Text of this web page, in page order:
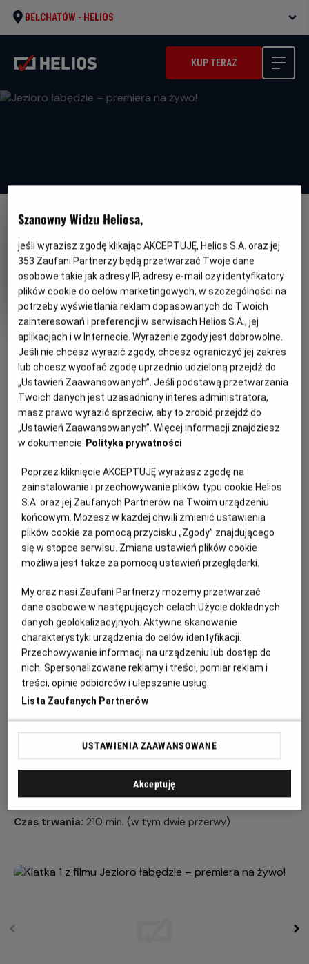
BEŁCHATÓW - HELIOS
KUP TERAZ
NAPISY
OBSERWUJ
Jezioro łabędzie – premiera na
żywo!
Gatunek
Balet
Minimalny
wiek
Od 10 lat
Czas
trwania
210 min
Kraj
i
rok
produkcji
Wielka Brytania (2024)
PREMIERA
27 lutego 2025
REŻYSERIA
Marius Petipa , Lev Ivanov
WIĘCEJ SZCZEGÓŁÓW
OPIS FILMU
łabędzi. Kiedy jeden z łabędzi zamienia się w piękną
kobietę, Odettę, mężczyzna zdaje się oszołomiony. Na
kobietę został jednak rzucony czar, który trzyma ją w
niewoli, pozwalając jej odzyskać ludzką postać jedynie w
nocy. Von Rotbart, odpowiedzialny na klątwę Odetty,
zastawia na księcia pułapkę, sprawiając, aby zadeklarował
samym złamał przysięgę złożoną Odetcie. Skazana na
pozostanie łabędziem na zawsze Odetta ma tylko jeden
sposób na złamanie zaklęcia czarnoksiężnika.
Obsada:
Orkiestra Royal Opera House
ODETTA/ODYLIA Yasmine Naghdi
KSIĘŻNA Christina Arestis
BENNO Joonhyuk Jun
MŁODSZE SIOSTRY KSIĘCIA ZYGFRYDA Leticia Dias,
Annette Buvoli
Czas trwania: 210 min. (w tym dwie przerwy)
Szanowny Widzu Heliosa,
jeśli wyrazisz zgodę klikając AKCEPTUJĘ, Helios S.A. oraz jej
353 Zaufani Partnerzy będą przetwarzać Twoje dane
osobowe takie jak adresy IP, adresy e-mail czy identyfikatory
plików cookie do celów marketingowych, w szczególności na
potrzeby wyświetlania reklam dopasowanych do Twoich
zainteresowań i preferencji w serwisach Helios S.A., jej
aplikacjach i w Internecie. Wyrażenie zgody jest dobrowolne.
Jeśli nie chcesz wyrazić zgody, chcesz ograniczyć jej zakres
lub chcesz wycofać zgodę uprzednio udzieloną przejdź do
„Ustawień Zaawansowanych”. Jeśli podstawą przetwarzania
Twoich danych jest uzasadniony interes administratora,
masz prawo wyrazić sprzeciw, aby to zrobić przejdź do
„Ustawień Zaawansowanych”. Więcej informacji znajdziesz
w dokumencie Polityka prywatności
Poprzez kliknięcie AKCEPTUJĘ wyrażasz zgodę na
zainstalowanie i przechowywanie plików typu cookie Helios
S.A. oraz jej Zaufanych Partnerów na Twoim urządzeniu
końcowym. Możesz w każdej chwili zmienić ustawienia
plików cookie za pomocą przycisku „Zgody” znajdującego
się w stopce serwisu. Zmiana ustawień plików cookie
możliwa jest także za pomocą ustawień przeglądarki.
My oraz nasi Zaufani Partnerzy możemy przetwarzać
dane osobowe w następujących celach:Użycie dokładnych
danych geolokalizacyjnych. Aktywne skanowanie
charakterystyki urządzenia do celów identyfikacji.
Przechowywanie informacji na urządzeniu lub dostęp do
nich. Spersonalizowane reklamy i treści, pomiar reklam i
treści, opinie odbiorców i ulepszanie usług.
Lista Zaufanych Partnerów
USTAWIENIA ZAAWANSOWANE
Akceptuję